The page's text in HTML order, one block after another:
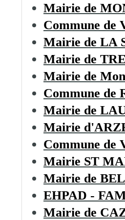
Mairie de
Commune
Mairie de LA
Mairie de
Mairie de
Commune de
Mairie de
Mairie
Commune
Mairie ST
Mairie de
EHPAD -
Mairie de